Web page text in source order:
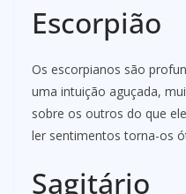
Escorpião
Os escorpianos são
uma intuição aguçada,
sobre os outros do que
ler sentimentos torna-os
Sagitário